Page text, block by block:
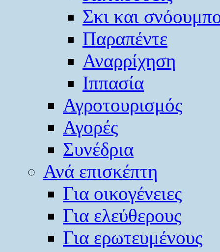
Σκι και
Παραπέντε
Αναρρίχηση
Ιππασία
Αγροτουρισμός
Αγορές
Συνέδρια
Ανά επισκέπτη
Για οικογένειες
Για ελεύθερους
Για ερωτευμένους